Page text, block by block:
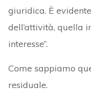
giuridica. È
dell’attività, quella
interesse”.
Come sappiamo
residuale.